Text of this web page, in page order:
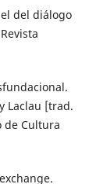
del diálogo
Laclau [trad.
de Cultura